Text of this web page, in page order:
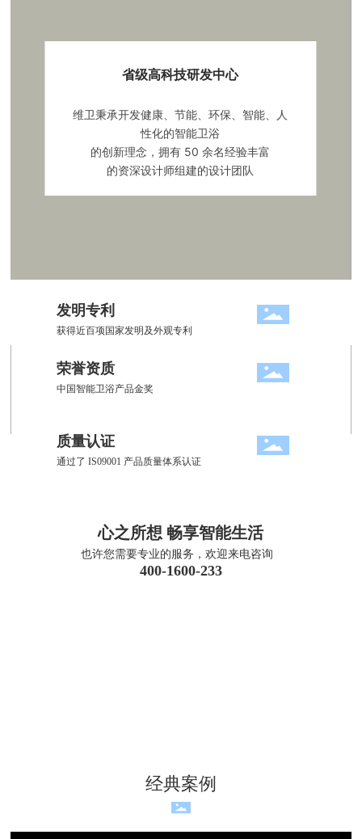
省级高科技研发中心
维卫秉承开发健康、节能、环保、智能、人
性化的智能卫浴
的创新理念，拥有 50 余名经验丰富
的资深设计师组建的设计团队
发明专利
获得近百项国家发明及外观专利
荣誉资质
中国智能卫浴产品金奖
质量认证
通过了 IS09001 产品质量体系认证
心之所想 畅享智能生活
也许您需要专业的服务，欢迎来电咨询
400-1600-233
经典案例